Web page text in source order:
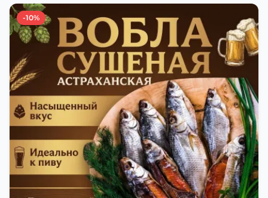
-10%